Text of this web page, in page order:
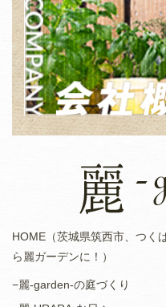
HOME（茨城県筑西市、つく
ら麗ガーデンに！）
−麗-garden-の庭づくり